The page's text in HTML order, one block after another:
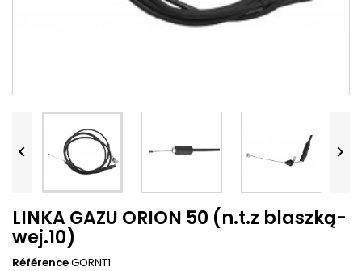
 
 
LINKA GAZU ORION 50 (n.t.z blaszką-
wej.10)
RéférenceGORNT1